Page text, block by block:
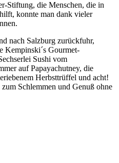
Stiftung, die Menschen, die in
konnte man dank vieler
nach Salzburg zurückfuhr,
Kempinski´s Gourmet-
Sushi vom
auf Papayachutney, die
Herbsttrüffel und acht!
Schlemmen und Genuß ohne